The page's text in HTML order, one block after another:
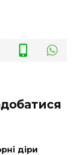
діри